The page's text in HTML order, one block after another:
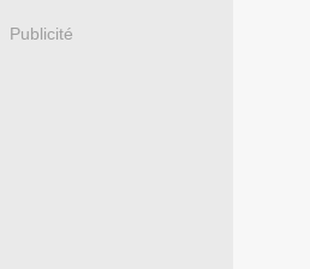
Publicité